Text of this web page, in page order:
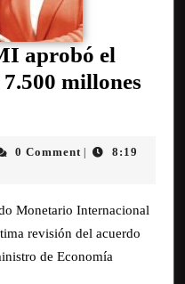
aprobó el
7.500 millones
0 Comment |
8:19
Monetario Internacional
revisión del acuerdo
de Economía